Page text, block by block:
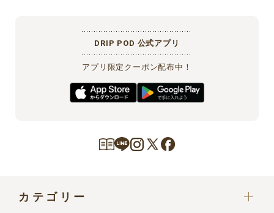
DRIP POD 公式アプリ
アプリ限定クーポン配布中！
カテゴリー